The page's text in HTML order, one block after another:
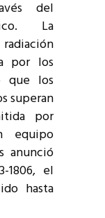
del
La
por los
que los
superan
por
equipo
anunció
1806, el
hasta